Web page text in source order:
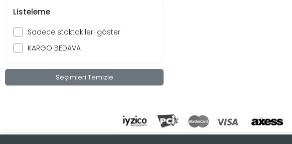
Sefer Tasları
Listeleme
Sadece stoktakileri göster
KARGO BEDAVA
Seçimleri Temizle